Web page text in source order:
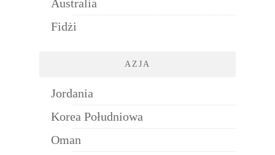
Australia
Fidżi
AZJA
Jordania
Korea Południowa
Oman